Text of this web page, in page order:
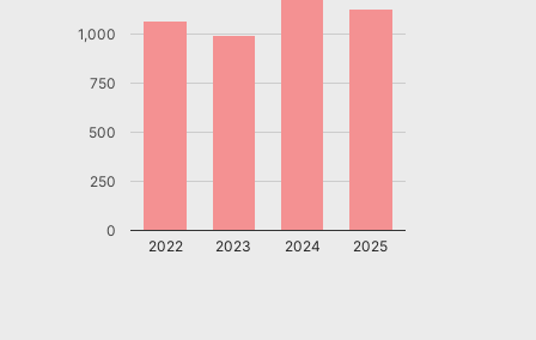
2022 2023 2024 2025
0
250
500
750
1,000